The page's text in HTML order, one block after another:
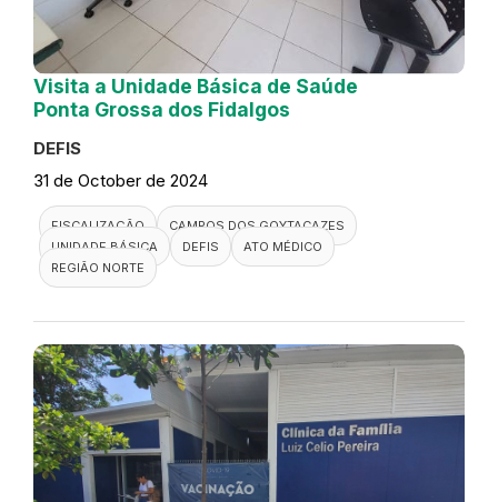
Visita a Unidade Básica de Saúde
Ponta Grossa dos Fidalgos
DEFIS
31 de October de 2024
FISCALIZAÇÃO
CAMPOS DOS GOYTACAZES
UNIDADE BÁSICA
DEFIS
ATO MÉDICO
REGIÃO NORTE